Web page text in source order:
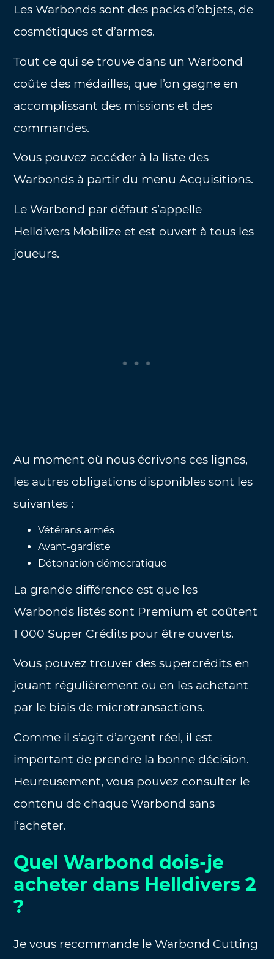
Les Warbonds sont des packs d’objets, de
cosmétiques et d’armes.
Tout ce qui se trouve dans un Warbond
coûte des médailles, que l’on gagne en
accomplissant des missions et des
commandes.
Vous pouvez accéder à la liste des
Warbonds à partir du menu Acquisitions.
Le Warbond par défaut s’appelle
Helldivers Mobilize et est ouvert à tous les
joueurs.
Au moment où nous écrivons ces lignes,
les autres obligations disponibles sont les
suivantes :
Vétérans armés
Avant-gardiste
Détonation démocratique
La grande différence est que les
Warbonds listés sont Premium et coûtent
1 000 Super Crédits pour être ouverts.
Vous pouvez trouver des supercrédits en
jouant régulièrement ou en les achetant
par le biais de microtransactions.
Comme il s’agit d’argent réel, il est
important de prendre la bonne décision.
Heureusement, vous pouvez consulter le
contenu de chaque Warbond sans
l’acheter.
Quel Warbond dois-je
acheter dans Helldivers 2
?
Je vous recommande le Warbond Cutting